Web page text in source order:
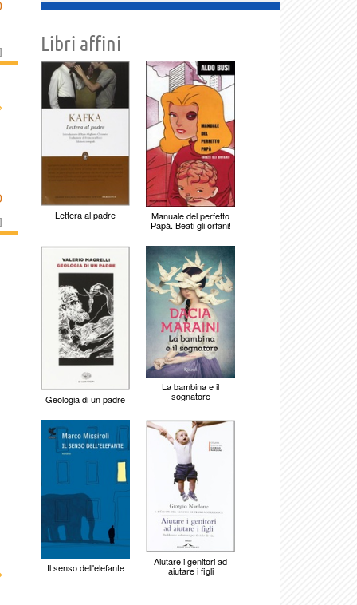
]
]
Libri affini
Lettera al padre Manuale del perfetto
Papà. Beati gli orfani!
Geologia di un padre
La bambina e il
sognatore
Il senso dell'elefante Aiutare i genitori ad
aiutare i figli